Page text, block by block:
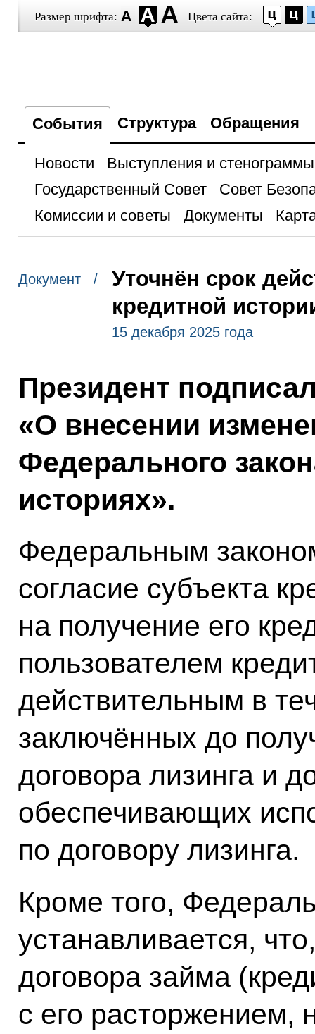
Размер шрифта: Цвета сайта:
События Структура Обращения
Новости
Выступления и стенограммы
Государственный Совет
Совет
Комиссии и советы
Документы
Документ /
Уточнён срок
кредитной
15 декабря 2025 года
Президент
«О внесении
Федерального
историях».
Федеральным
согласие субъекта
на получение его
пользователем
действительным в
заключённых до
договора лизинга и
обеспечивающих
по договору лизинга.
Кроме того,
устанавливается,
договора займа
с его расторжением,